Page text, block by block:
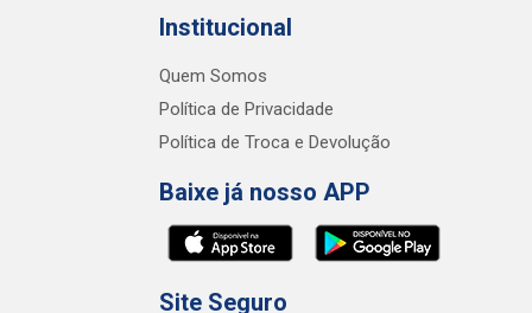
Institucional
Quem Somos
Política de Privacidade
Política de Troca e Devolução
Baixe já nosso APP
Site Seguro